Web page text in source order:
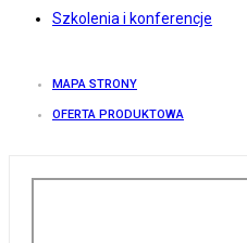
Szkolenia i konferencje
MAPA STRONY
OFERTA PRODUKTOWA